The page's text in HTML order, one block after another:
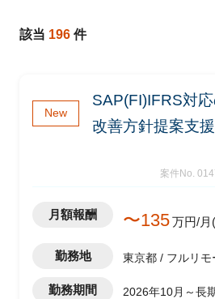
該当 196 件
New
SAP(FI)IFRS対
改善方針提案支援
案件No.
月額報酬 〜135万円/月
勤務地 東京都 / フルリモ
勤務期間 2026年10月～長